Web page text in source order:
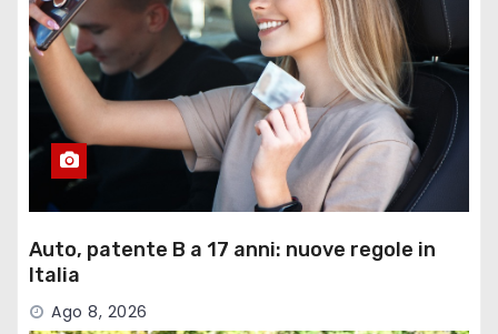
Auto, patente B a 17 anni: nuove regole in
Italia
Ago 8, 2026